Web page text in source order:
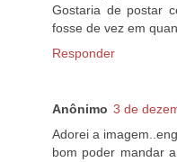
Gostaria de postar
fosse de vez em
Responder
Anônimo 3 de
Adorei a
bom poder mandar